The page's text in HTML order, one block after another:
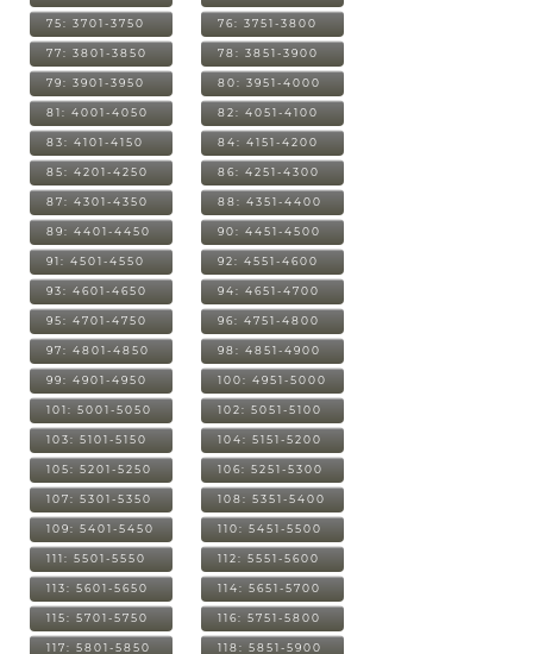
75: 3701-3750 76: 3751-3800
77: 3801-3850 78: 3851-3900
79: 3901-3950 80: 3951-4000
81: 4001-4050 82: 4051-4100
83: 4101-4150 84: 4151-4200
85: 4201-4250 86: 4251-4300
87: 4301-4350 88: 4351-4400
89: 4401-4450 90: 4451-4500
91: 4501-4550 92: 4551-4600
93: 4601-4650 94: 4651-4700
95: 4701-4750 96: 4751-4800
97: 4801-4850 98: 4851-4900
99: 4901-4950 100: 4951-5000
101: 5001-5050 102: 5051-5100
103: 5101-5150 104: 5151-5200
105: 5201-5250 106: 5251-5300
107: 5301-5350 108: 5351-5400
109: 5401-5450 110: 5451-5500
111: 5501-5550 112: 5551-5600
113: 5601-5650 114: 5651-5700
115: 5701-5750 116: 5751-5800
117: 5801-5850 118: 5851-5900